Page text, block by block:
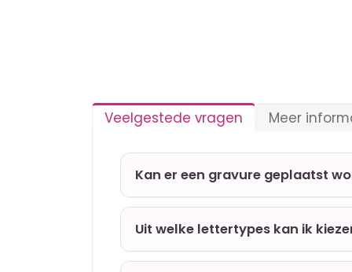
Veelgestede vragen
Kan er een gravure geplaatst
Uit welke lettertypes kan ik
Meer